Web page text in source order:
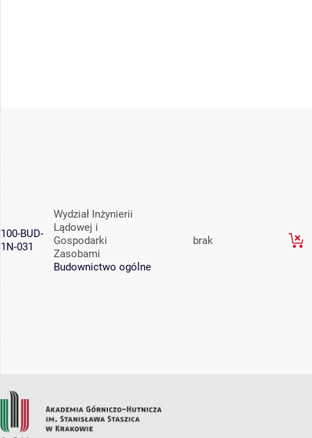
100-BUD-
1N-031
Wydział Inżynierii
Lądowej i
Gospodarki
Zasobami
Budownictwo ogólne
brak